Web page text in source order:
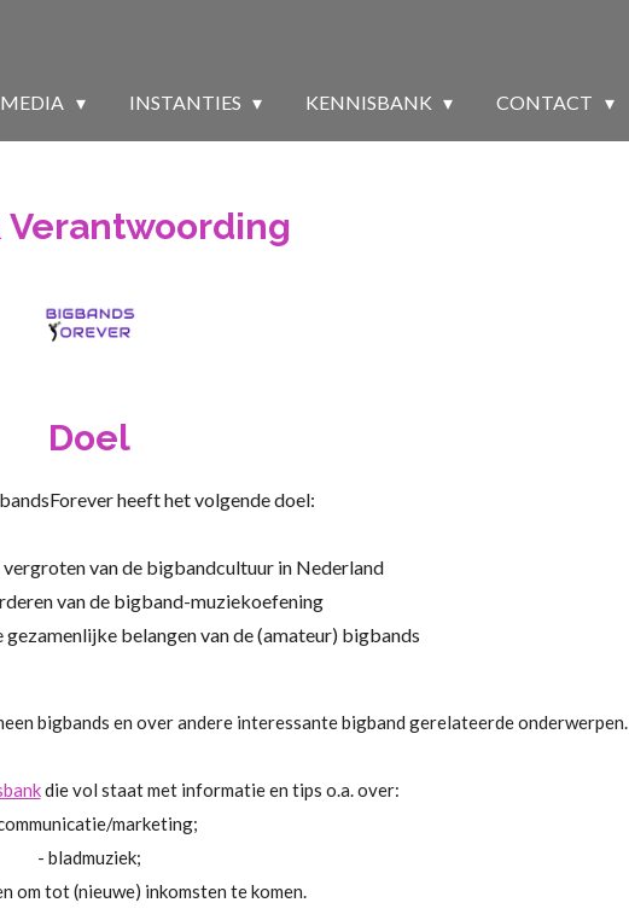
MEDIA INSTANTIES KENNISBANK CONTACT
Verantwoording
Doel
heeft het volgende doel:
vergroten van de bigbandcultuur in Nederland
van de bigband-muziekoefening
gezamenlijke belangen van de (amateur) bigbands
bigbands en over andere interessante bigband gerelateerde onderwerpen.
die vol staat met informatie en tips o.a. over:
marketing;
- bladmuziek;
om tot (nieuwe) inkomsten te komen.